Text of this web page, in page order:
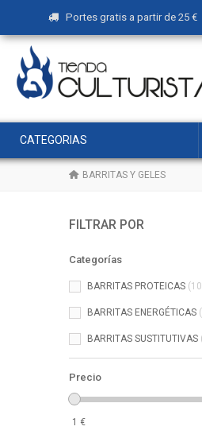
Portes gratis a partir de 25 €
CATEGORIAS
BARRITAS Y GELES
FILTRAR POR
Categorías
BARRITAS PROTEICAS 10
BARRITAS ENERGÉTICAS
BARRITAS SUSTITUTIVAS
Precio
1 €